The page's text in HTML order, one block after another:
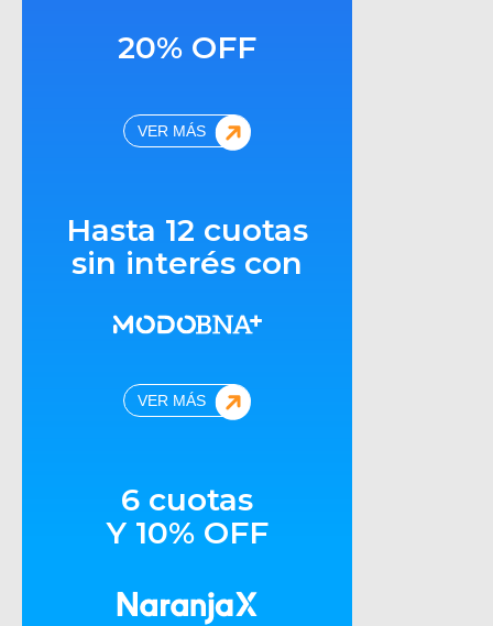
20% OFF
VER MÁS
Hasta 12 cuotas
sin interés con
VER MÁS
6 cuotas
Y 10% OFF